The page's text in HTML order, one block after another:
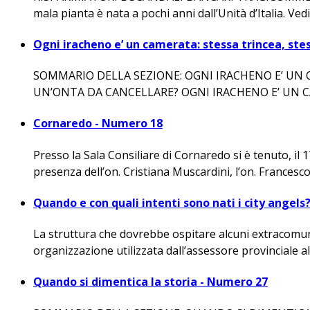
mala pianta è nata a pochi anni dall’Unità d’Italia.
Ogni iracheno e’ un camerata: stessa trincea,
SOMMARIO DELLA SEZIONE: OGNI IRACHENO E’ UN
UN’ONTA DA CANCELLARE? OGNI IRACHENO E’ UN
Cornaredo - Numero 18
Presso la Sala Consiliare di Cornaredo si è tenuto,
presenza dell’on. Cristiana Muscardini, l’on.
Quando e con quali intenti sono nati i city
La struttura che dovrebbe ospitare alcuni
organizzazione utilizzata dall’assessore provinciale
Quando si dimentica la storia - Numero 27